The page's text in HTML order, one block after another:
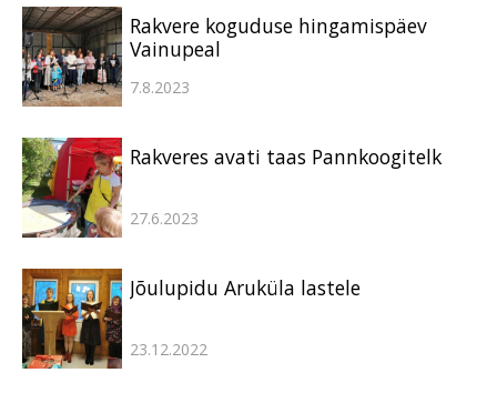
Rakvere koguduse hingamispäev
Vainupeal
7.8.2023
Rakveres avati taas Pannkoogitelk
27.6.2023
Jõulupidu Aruküla lastele
23.12.2022